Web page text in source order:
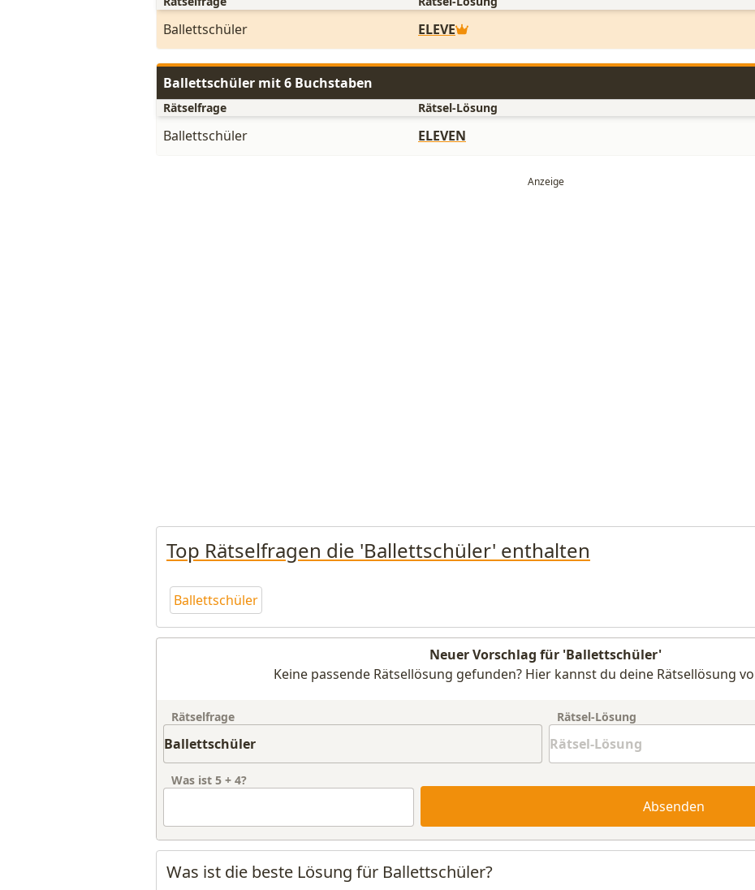
Ballettschüler ELEVE
Ballettschüler mit 6 Buchstaben
Rätselfrage Rätsel-Lösung
Ballettschüler ELEVEN
Top Rätselfragen die 'Ballettschüler' enthalten
Ballettschüler
Neuer Vorschlag für 'Ballettschüler'
Keine passende Rätsellösung gefunden? Hier kannst du deine Rätsellösung
Rätselfrage Rätsel-Lösung
Was ist 5 + 4?
Absenden
Was ist die beste Lösung für Ballettschüler?